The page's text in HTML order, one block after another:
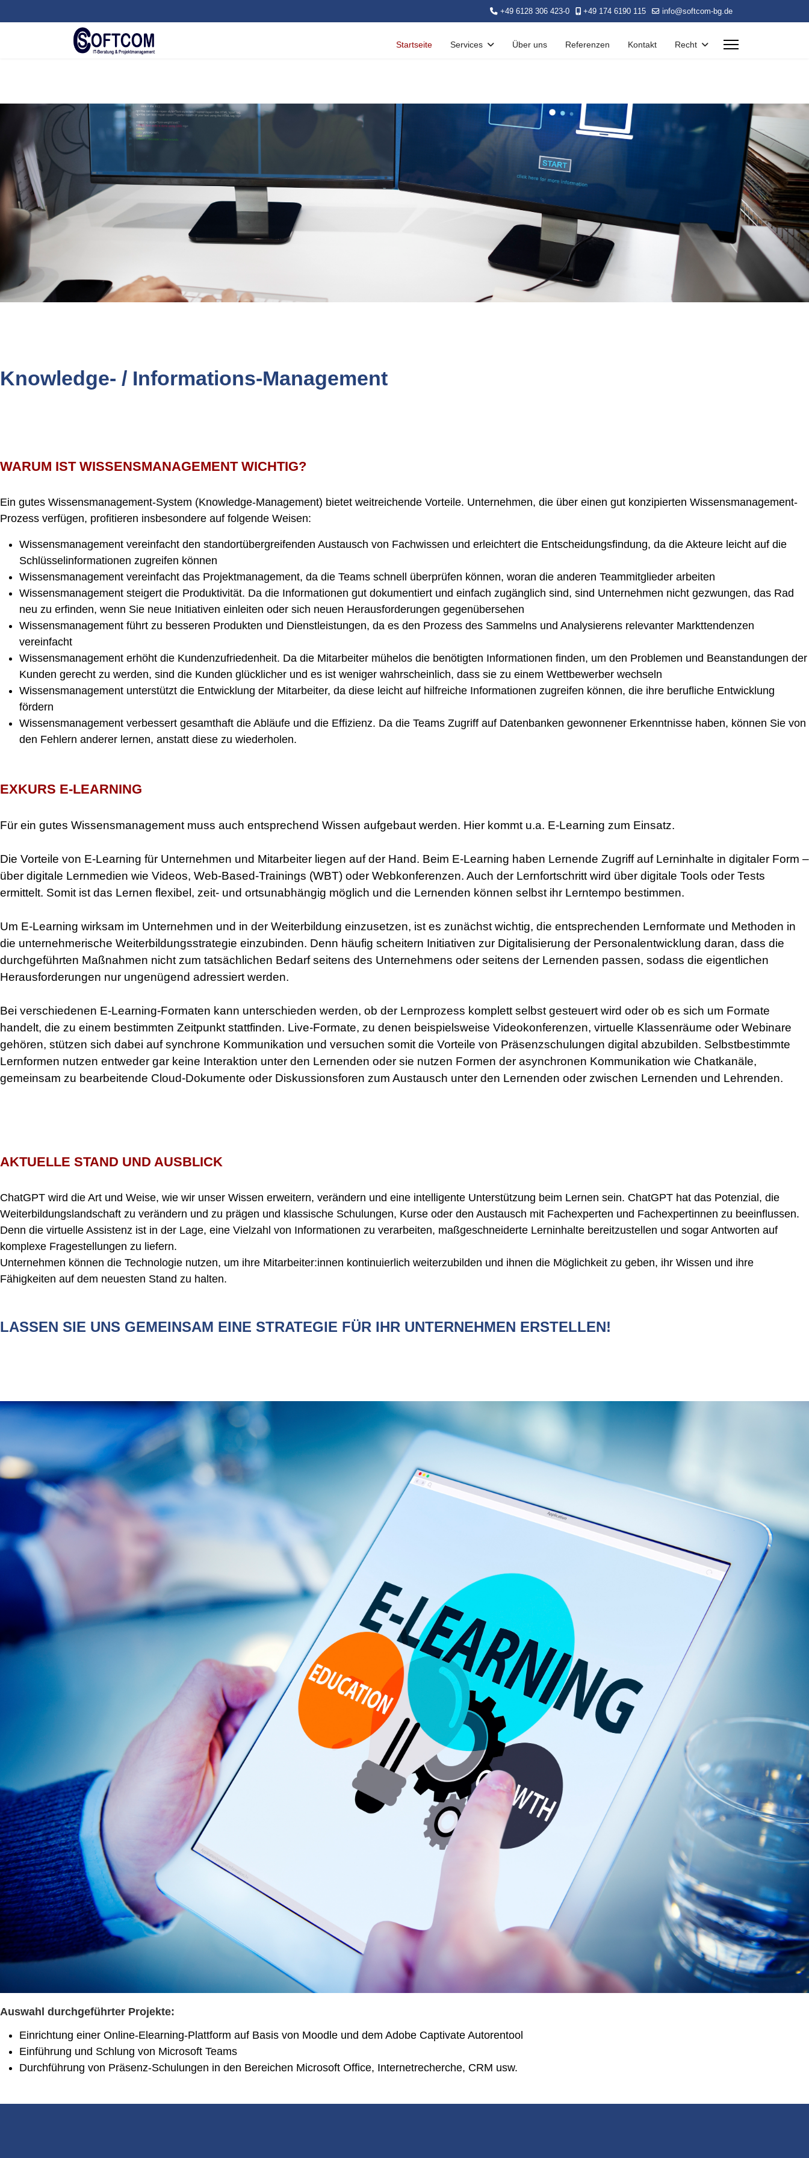
+49 6128 306 423-0 +49 174 6190 115 info@softcom-bg.de
Startseite Services Über uns Referenzen Kontakt Recht
Knowledge- / Informations-Management
WARUM IST WISSENSMANAGEMENT WICHTIG?
Ein gutes Wissensmanagement-System (Knowledge-Management) bietet weitreichende Vorteile. Unternehmen, die über einen gut konzipierten Wissensmanagement-
Prozess verfügen, profitieren insbesondere auf folgende Weisen:
Wissensmanagement vereinfacht den standortübergreifenden Austausch von Fachwissen und erleichtert die Entscheidungsfindung, da die Akteure leicht auf die
Schlüsselinformationen zugreifen können
Wissensmanagement vereinfacht das Projektmanagement, da die Teams schnell überprüfen können, woran die anderen Teammitglieder arbeiten
Wissensmanagement steigert die Produktivität. Da die Informationen gut dokumentiert und einfach zugänglich sind, sind Unternehmen nicht gezwungen, das Rad
neu zu erfinden, wenn Sie neue Initiativen einleiten oder sich neuen Herausforderungen gegenübersehen
Wissensmanagement führt zu besseren Produkten und Dienstleistungen, da es den Prozess des Sammelns und Analysierens relevanter Markttendenzen
vereinfacht
Wissensmanagement erhöht die Kundenzufriedenheit. Da die Mitarbeiter mühelos die benötigten Informationen finden, um den Problemen und Beanstandungen der
Kunden gerecht zu werden, sind die Kunden glücklicher und es ist weniger wahrscheinlich, dass sie zu einem Wettbewerber wechseln
Wissensmanagement unterstützt die Entwicklung der Mitarbeiter, da diese leicht auf hilfreiche Informationen zugreifen können, die ihre berufliche Entwicklung
fördern
Wissensmanagement verbessert gesamthaft die Abläufe und die Effizienz. Da die Teams Zugriff auf Datenbanken gewonnener Erkenntnisse haben, können Sie von
den Fehlern anderer lernen, anstatt diese zu wiederholen.
EXKURS E-LEARNING
Für ein gutes Wissensmanagement muss auch entsprechend Wissen aufgebaut werden. Hier kommt u.a. E-Learning zum Einsatz.
Die Vorteile von E-Learning für Unternehmen und Mitarbeiter liegen auf der Hand. Beim E-Learning haben Lernende Zugriff auf Lerninhalte in digitaler Form –
über digitale Lernmedien wie Videos, Web-Based-Trainings (WBT) oder Webkonferenzen. Auch der Lernfortschritt wird über digitale Tools oder Tests
ermittelt. Somit ist das Lernen flexibel, zeit- und ortsunabhängig möglich und die Lernenden können selbst ihr Lerntempo bestimmen.
Um E-Learning wirksam im Unternehmen und in der Weiterbildung einzusetzen, ist es zunächst wichtig, die entsprechenden Lernformate und Methoden in
die unternehmerische Weiterbildungsstrategie einzubinden. Denn häufig scheitern Initiativen zur Digitalisierung der Personalentwicklung daran, dass die
durchgeführten Maßnahmen nicht zum tatsächlichen Bedarf seitens des Unternehmens oder seitens der Lernenden passen, sodass die eigentlichen
Herausforderungen nur ungenügend adressiert werden.
Bei verschiedenen E-Learning-Formaten kann unterschieden werden, ob der Lernprozess komplett selbst gesteuert wird oder ob es sich um Formate
handelt, die zu einem bestimmten Zeitpunkt stattfinden. Live-Formate, zu denen beispielsweise Videokonferenzen, virtuelle Klassenräume oder Webinare
gehören, stützen sich dabei auf synchrone Kommunikation und versuchen somit die Vorteile von Präsenzschulungen digital abzubilden. Selbstbestimmte
Lernformen nutzen entweder gar keine Interaktion unter den Lernenden oder sie nutzen Formen der asynchronen Kommunikation wie Chatkanäle,
gemeinsam zu bearbeitende Cloud-Dokumente oder Diskussionsforen zum Austausch unter den Lernenden oder zwischen Lernenden und Lehrenden.
AKTUELLE STAND UND AUSBLICK
ChatGPT wird die Art und Weise, wie wir unser Wissen erweitern, verändern und eine intelligente Unterstützung beim Lernen sein. ChatGPT hat das Potenzial, die
Weiterbildungslandschaft zu verändern und zu prägen und klassische Schulungen, Kurse oder den Austausch mit Fachexperten und Fachexpertinnen zu beeinflussen.
Denn die virtuelle Assistenz ist in der Lage, eine Vielzahl von Informationen zu verarbeiten, maßgeschneiderte Lerninhalte bereitzustellen und sogar Antworten auf
komplexe Fragestellungen zu liefern.
Unternehmen können die Technologie nutzen, um ihre Mitarbeiter:innen kontinuierlich weiterzubilden und ihnen die Möglichkeit zu geben, ihr Wissen und ihre
Fähigkeiten auf dem neuesten Stand zu halten.
LASSEN SIE UNS GEMEINSAM EINE STRATEGIE FÜR IHR UNTERNEHMEN ERSTELLEN!
Auswahl durchgeführter Projekte:
Einrichtung einer Online-Elearning-Plattform auf Basis von Moodle und dem Adobe Captivate Autorentool
Einführung und Schlung von Microsoft Teams
Durchführung von Präsenz-Schulungen in den Bereichen Microsoft Office, Internetrecherche, CRM usw.